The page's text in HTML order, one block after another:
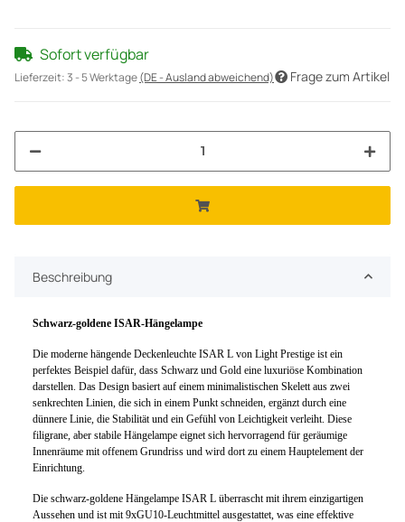
Sofort verfügbar
Lieferzeit:3 - 5 Werktage(DE - Ausland abweichend) Frage zum Artikel
Beschreibung
Schwarz-goldene ISAR-Hängelampe
Die moderne hängende Deckenleuchte ISAR L von Light Prestige ist ein
perfektes Beispiel dafür, dass Schwarz und Gold eine luxuriöse Kombination
darstellen. Das Design basiert auf einem minimalistischen Skelett aus zwei
senkrechten Linien, die sich in einem Punkt schneiden, ergänzt durch eine
dünnere Linie, die Stabilität und ein Gefühl von Leichtigkeit verleiht. Diese
filigrane, aber stabile Hängelampe eignet sich hervorragend für geräumige
Innenräume mit offenem Grundriss und wird dort zu einem Hauptelement der
Einrichtung.
Die schwarz-goldene Hängelampe ISAR L überrascht mit ihrem einzigartigen
Aussehen und ist mit 9xGU10-Leuchtmittel ausgestattet, was eine effektive